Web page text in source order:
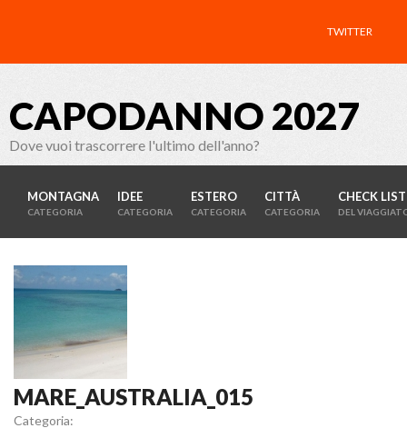
TWITTER
CAPODANNO 2027
Dove vuoi trascorrere l'ultimo dell'anno?
MONTAGNA
CATEGORIA
IDEE
CATEGORIA
ESTERO
CATEGORIA
CITTÀ
CATEGORIA
CHECK LIST
DEL
MARE_AUSTRALIA_015
Categoria: